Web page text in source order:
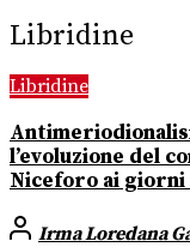
Libridine
Libridine
l’evoluzione del
Niceforo ai
Irma Loredana